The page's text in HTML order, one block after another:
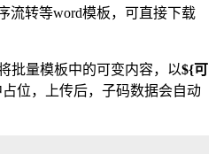
流转等word模板，可直接下载
批量模板中的可变内容，以${可
位，上传后，子码数据会自动